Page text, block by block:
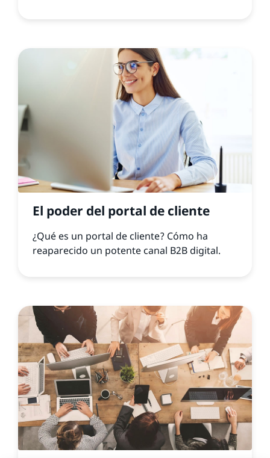
El poder del portal de cliente
¿Qué es un portal de cliente? Cómo ha
reaparecido un potente canal B2B digital.